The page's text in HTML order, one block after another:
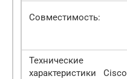
Совместимость:
Технические
характеристики Cisco